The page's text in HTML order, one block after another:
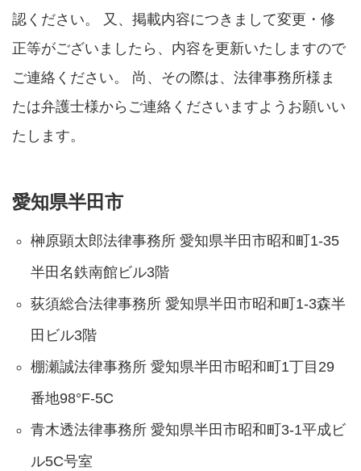
認ください。 又、掲載内容につきまして変更・修
正等がございましたら、内容を更新いたしますので
ご連絡ください。 尚、その際は、法律事務所様ま
たは弁護士様からご連絡くださいますようお願いい
たします。
愛知県半田市
榊原顕太郎法律事務所 愛知県半田市昭和町1-35
半田名鉄南館ビル3階
荻須総合法律事務所 愛知県半田市昭和町1-3森半
田ビル3階
棚瀬誠法律事務所 愛知県半田市昭和町1丁目29
番地98°F-5C
青木透法律事務所 愛知県半田市昭和町3-1平成ビ
ル5C号室